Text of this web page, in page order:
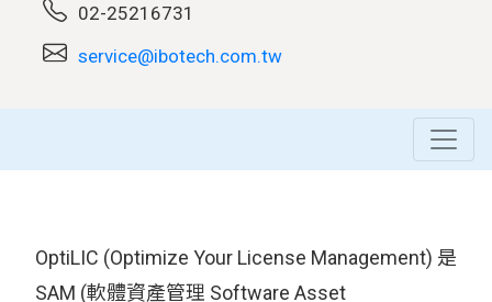
02-25216731
service@ibotech.com.tw
OptiLIC (Optimize Your License Management) 是
SAM (軟體資產管理 Software Asset